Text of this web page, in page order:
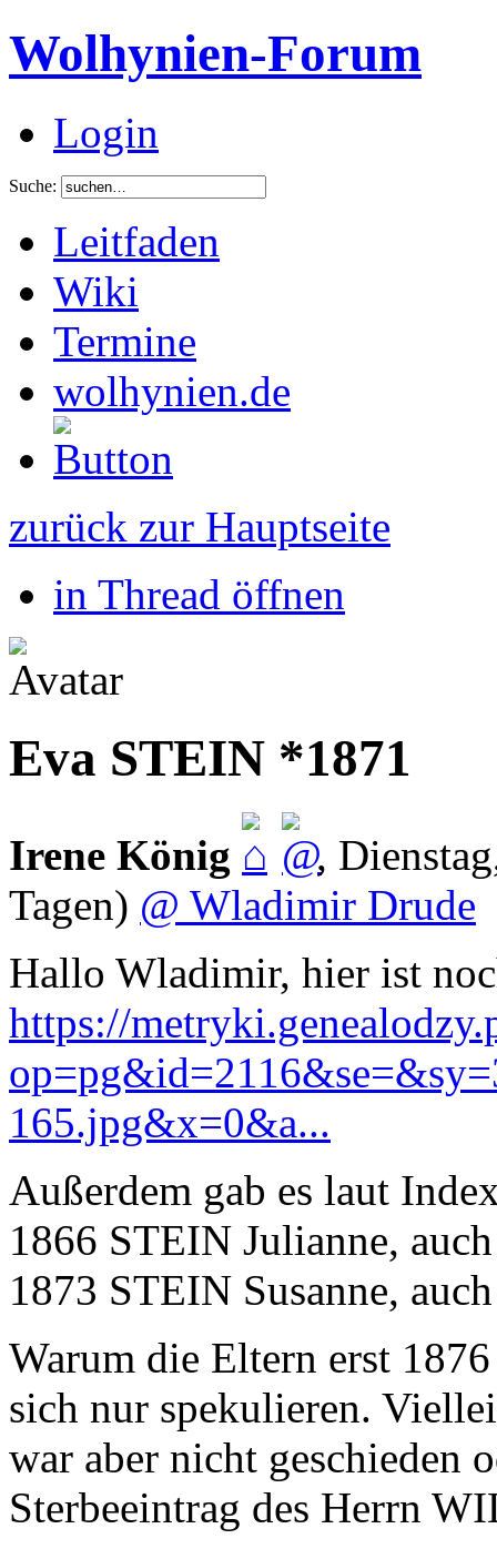
Wolhynien-Forum
Login
Suche:
Leitfaden
Wiki
Termine
wolhynien.de
zurück zur Hauptseite
in Thread öffnen
Eva STEIN *1871
Irene König ,
Tagen) @ Wladimir Drude
Hallo Wladimir, hier ist
https://
165.jpg&x=0&a...
Außerdem gab es laut
1866 STEIN Julianne,
1873 STEIN Susanne,
Warum die Eltern erst
sich nur spekulieren.
war aber nicht geschieden
Sterbeeintrag des Herrn